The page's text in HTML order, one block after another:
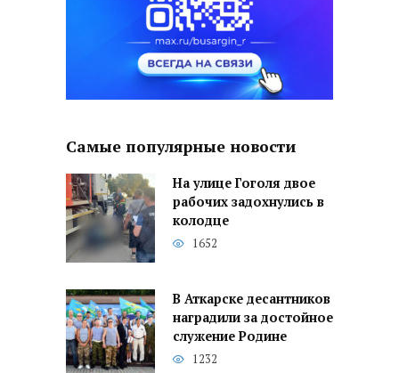
Самые популярные новости
На улице Гоголя двое
рабочих задохнулись в
колодце
1652
В Аткарске десантников
наградили за достойное
служение Родине
1232